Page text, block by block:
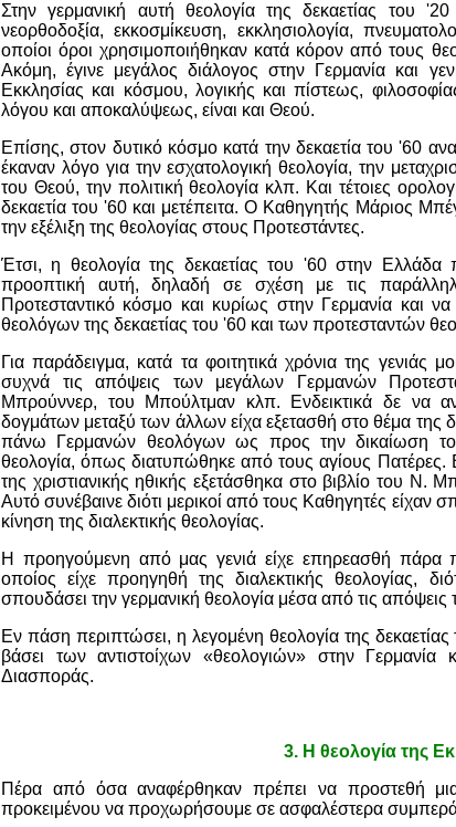
Στην γερμανική αυτή θεολογία της δεκαετίας του
νεορθοδοξία, εκκοσμίκευση, εκκλησιολογία,
οποίοι όροι χρησιμοποιήθηκαν κατά κόρον από τους
Ακόμη, έγινε μεγάλος διάλογος στην Γερμανία και
Εκκλησίας και κόσμου, λογικής και πίστεως,
λόγου και αποκαλύψεως, είναι και Θεού.
Επίσης, στον δυτικό κόσμο κατά την δεκαετία του '60
έκαναν λόγο για την εσχατολογική θεολογία, την
του Θεού, την πολιτική θεολογία κλπ. Και τέτοιες
δεκαετία του '60 και μετέπειτα. Ο Καθηγητής Μάριος
την εξέλιξη της θεολογίας στους Προτεστάντες.
Έτσι, η θεολογία της δεκαετίας του '60 στην
προοπτική αυτή, δηλαδή σε σχέση με τις
Προτεσταντικό κόσμο και κυρίως στην Γερμανία και
θεολόγων της δεκαετίας του '60 και των προτεσταντών
Για παράδειγμα, κατά τα φοιτητικά χρόνια της
συχνά τις απόψεις των μεγάλων Γερμανών
Μπρούννερ, του Μπούλτμαν κλπ. Ενδεικτικά δε να
δογμάτων μεταξύ των άλλων είχα εξετασθή στο θέμα της
πάνω Γερμανών θεολόγων ως προς την δικαίωση
θεολογία, όπως διατυπώθηκε από τους αγίους Πατέρες.
της χριστιανικής ηθικής εξετάσθηκα στο βιβλίο του
Αυτό συνέβαινε διότι μερικοί από τους Καθηγητές είχαν
κίνηση της διαλεκτικής θεολογίας.
Η προηγούμενη από μας γενιά είχε επηρεασθή
οποίος είχε προηγηθή της διαλεκτικής θεολογίας,
σπουδάσει την γερμανική θεολογία μέσα από τις απόψεις
Εν πάση περιπτώσει, η λεγομένη θεολογία της
βάσει των αντιστοίχων «θεολογιών» στην
Διασποράς.
3. Η θεολογία της
Πέρα από όσα αναφέρθηκαν πρέπει να προστεθή
προκειμένου να προχωρήσουμε σε ασφαλέστερα